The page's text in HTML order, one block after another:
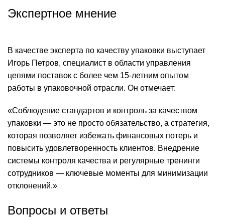
Экспертное мнение
В качестве эксперта по качеству упаковки выступает
Игорь Петров, специалист в области управления
цепями поставок с более чем 15-летним опытом
работы в упаковочной отрасли. Он отмечает:
«Соблюдение стандартов и контроль за качеством
упаковки — это не просто обязательство, а стратегия,
которая позволяет избежать финансовых потерь и
повысить удовлетворенность клиентов. Внедрение
системы контроля качества и регулярные тренинги
сотрудников — ключевые моменты для минимизации
отклонений.»
Вопросы и ответы